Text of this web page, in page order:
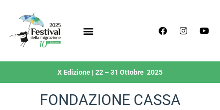
X Edizione | 22 – 31 Ottobre 2025
FONDAZIONE CASSA